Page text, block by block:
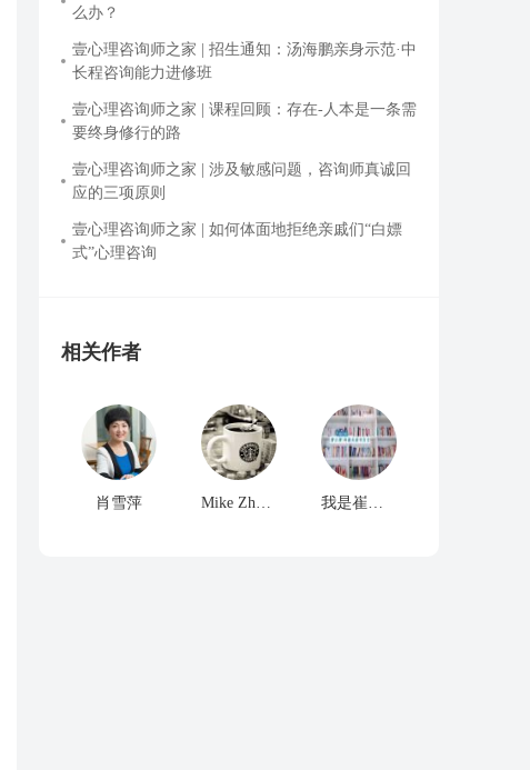
么办？
壹心理咨询师之家 | 招生通知：汤海鹏亲身示范·中
长程咨询能力进修班
壹心理咨询师之家 | 课程回顾：存在-人本是一条需
要终身修行的路
壹心理咨询师之家 | 涉及敏感问题，咨询师真诚回
应的三项原则
壹心理咨询师之家 | 如何体面地拒绝亲戚们“白嫖
式”心理咨询
相关作者
肖雪萍 Mike Zhang 我是崔冠雄